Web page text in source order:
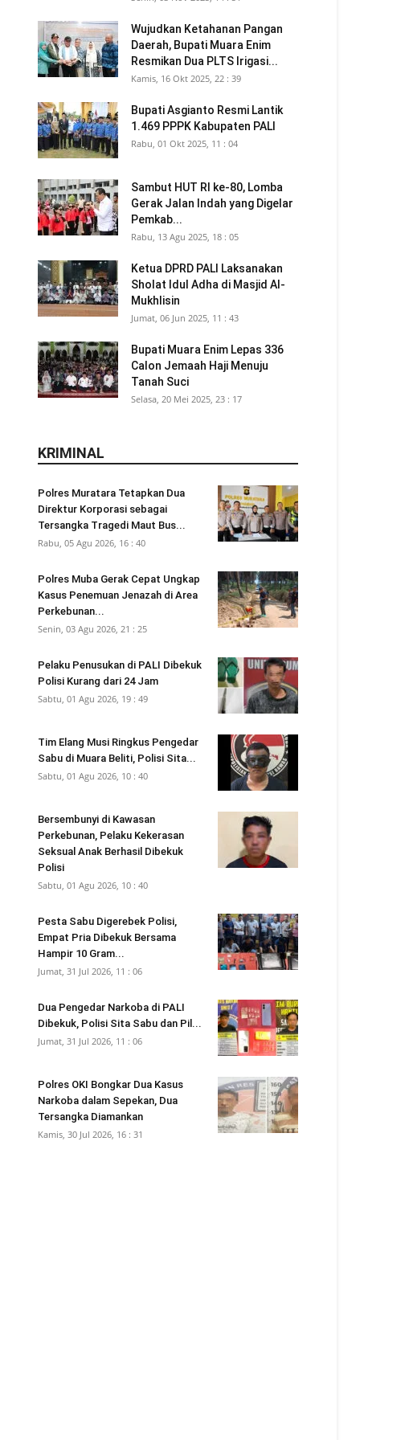
Wujudkan Ketahanan Pangan
Daerah, Bupati Muara Enim
Resmikan Dua PLTS Irigasi...
Kamis, 16 Okt 2025, 22 : 39
Bupati Asgianto Resmi Lantik
1.469 PPPK Kabupaten PALI
Rabu, 01 Okt 2025, 11 : 04
Sambut HUT RI ke-80, Lomba
Gerak Jalan Indah yang Digelar
Pemkab...
Rabu, 13 Agu 2025, 18 : 05
Ketua DPRD PALI Laksanakan
Sholat Idul Adha di Masjid Al-
Mukhlisin
Jumat, 06 Jun 2025, 11 : 43
Bupati Muara Enim Lepas 336
Calon Jemaah Haji Menuju
Tanah Suci
Selasa, 20 Mei 2025, 23 : 17
KRIMINAL
Polres Muratara Tetapkan Dua
Direktur Korporasi sebagai
Tersangka Tragedi Maut Bus...
Rabu, 05 Agu 2026, 16 : 40
Polres Muba Gerak Cepat Ungkap
Kasus Penemuan Jenazah di Area
Perkebunan...
Senin, 03 Agu 2026, 21 : 25
Pelaku Penusukan di PALI Dibekuk
Polisi Kurang dari 24 Jam
Sabtu, 01 Agu 2026, 19 : 49
Tim Elang Musi Ringkus Pengedar
Sabu di Muara Beliti, Polisi Sita...
Sabtu, 01 Agu 2026, 10 : 40
Bersembunyi di Kawasan
Perkebunan, Pelaku Kekerasan
Seksual Anak Berhasil Dibekuk
Polisi
Sabtu, 01 Agu 2026, 10 : 40
Pesta Sabu Digerebek Polisi,
Empat Pria Dibekuk Bersama
Hampir 10 Gram...
Jumat, 31 Jul 2026, 11 : 06
Dua Pengedar Narkoba di PALI
Dibekuk, Polisi Sita Sabu dan Pil...
Jumat, 31 Jul 2026, 11 : 06
Polres OKI Bongkar Dua Kasus
Narkoba dalam Sepekan, Dua
Tersangka Diamankan
Kamis, 30 Jul 2026, 16 : 31